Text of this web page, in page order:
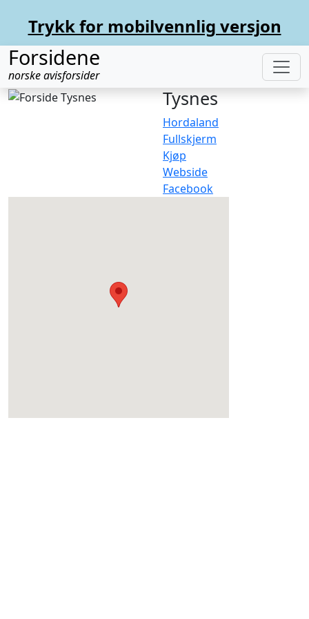
Trykk for mobilvennlig versjon
Forsidene
norske avisforsider
Tysnes
Hordaland
Fullskjerm
Kjøp
Webside
Facebook